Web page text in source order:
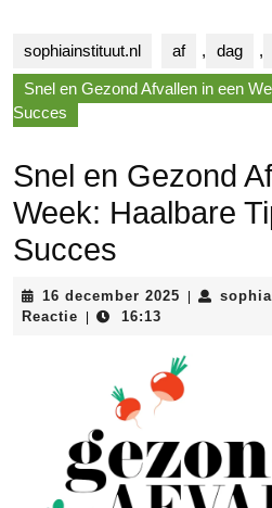
sophiainstituut.nl af , dag ,
Snel en Gezond Afvallen in een
Succes
Snel en Gezond
Week: Haalbare
Succes
16 december 2025 16
Reactie
16:13